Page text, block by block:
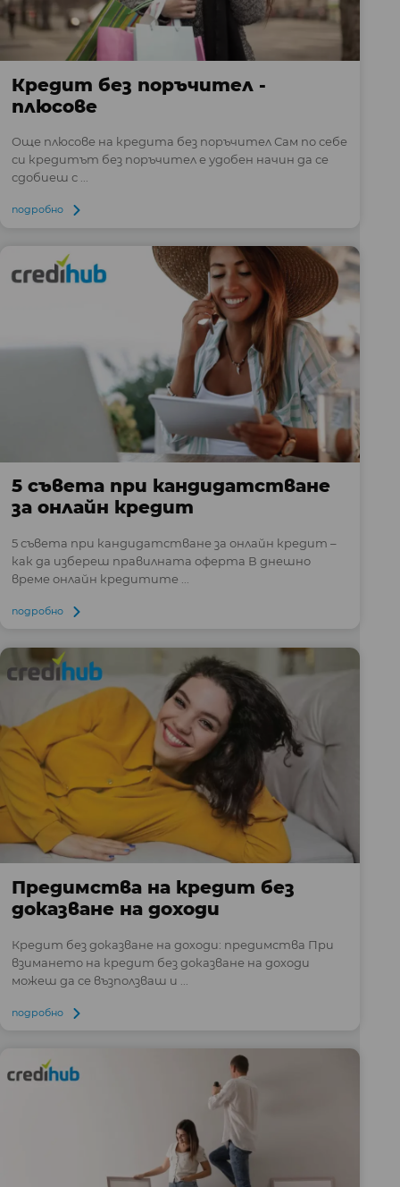
Кредит без поръчител -
плюсове
Още плюсове на кредита без поръчител Сам по себе
си кредитът без поръчител е удобен начин да се
сдобиеш с ...
подробно
5 съвета при кандидатстване
за онлайн кредит
5 съвета при кандидатстване за онлайн кредит –
как да избереш правилната оферта В днешно
време онлайн кредитите ...
подробно
Предимства на кредит без
доказване на доходи
Кредит без доказване на доходи: предимства При
взимането на кредит без доказване на доходи
можеш да се възползваш и ...
подробно